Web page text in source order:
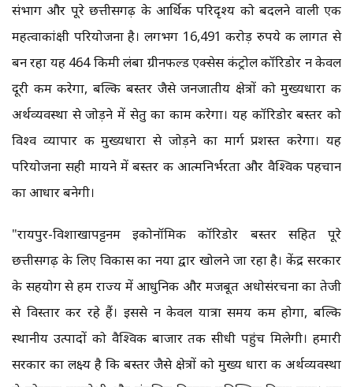
संभाग और पूरे छत्तीसगढ़ के आर्थिक परिदृश्य को बदलने वाली एक
महत्वाकांक्षी परियोजना है। लगभग 16,491 करोड़ रुपये की लागत से
बन रहा यह 464 किमी लंबा ग्रीनफील्ड एक्सेस कंट्रोल कॉरिडोर न केवल
दूरी कम करेगा, बल्कि बस्तर जैसे जनजातीय क्षेत्रों को मुख्यधारा की
अर्थव्यवस्था से जोड़ने में सेतु का काम करेगा। यह कॉरिडोर बस्तर को
विश्व व्यापार की मुख्यधारा से जोड़ने का मार्ग प्रशस्त करेगा। यह
परियोजना सही मायने में बस्तर की आत्मनिर्भरता और वैश्विक पहचान
का आधार बनेगी।
"रायपुर-विशाखापट्टनम इकोनॉमिक कॉरिडोर बस्तर सहित पूरे
छत्तीसगढ़ के लिए विकास का नया द्वार खोलने जा रहा है। केंद्र सरकार
के सहयोग से हम राज्य में आधुनिक और मजबूत अधोसंरचना का तेजी
से विस्तार कर रहे हैं। इससे न केवल यात्रा समय कम होगा, बल्कि
स्थानीय उत्पादों को वैश्विक बाजार तक सीधी पहुंच मिलेगी। हमारी
सरकार का लक्ष्य है कि बस्तर जैसे क्षेत्रों को मुख्य धारा की अर्थव्यवस्था